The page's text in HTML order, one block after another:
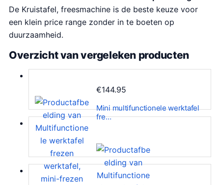
De Kruistafel, freesmachine is de beste keuze voor
een klein price range zonder in te boeten op
duurzaamheid.
Overzicht van vergeleken producten
€144.95
Mini multifunctionele werktafel
fre…